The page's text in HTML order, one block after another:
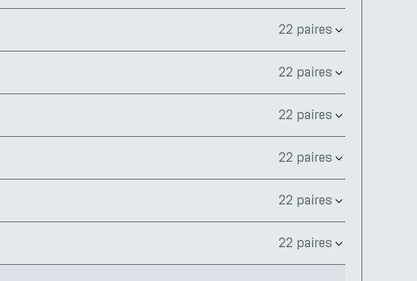
22 paires
22 paires
22 paires
22 paires
22 paires
22 paires